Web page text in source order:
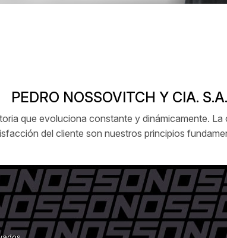
PEDRO NOSSOVITCH Y CIA. S.A.
que evoluciona constante y dinámicamente.
del cliente son nuestros principios